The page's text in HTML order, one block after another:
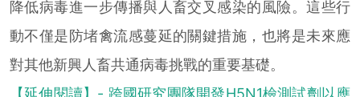
降低病毒進一步傳播與人畜交叉感染的風險。這些行
動不僅是防堵禽流感蔓延的關鍵措施，也將是未來應
對其他新興人畜共通病毒挑戰的重要基礎。
【延伸閱讀】- 跨國研究團隊開發H5N1檢測試劑以應